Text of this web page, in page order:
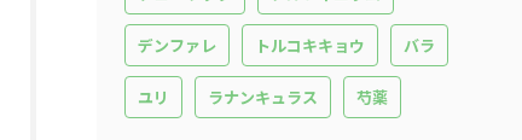
デンファレ トルコキキョウ バラ
ユリ ラナンキュラス 芍薬